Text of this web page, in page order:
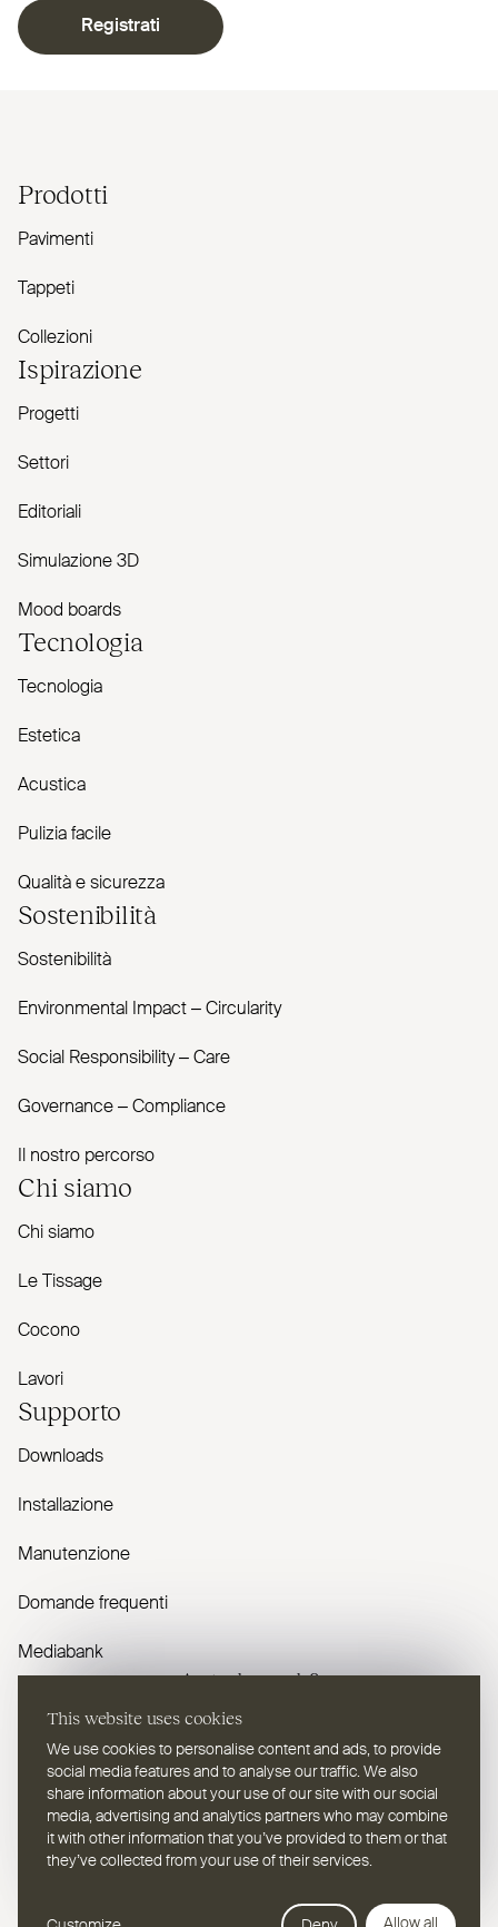
This website uses cookies
We use cookies to personalise content and ads, to provide
social media features and to analyse our traffic. We also
share information about your use of our site with our social
media, advertising and analytics partners who may combine
it with other information that you’ve provided to them or that
they’ve collected from your use of their services.
Registrati
Prodotti
Pavimenti
Tappeti
Collezioni
Ispirazione
Progetti
Settori
Editoriali
Simulazione 3D
Mood boards
Tecnologia
Tecnologia
Estetica
Acustica
Pulizia facile
Qualità e sicurezza
Sostenibilità
Sostenibilità
Envi­ronmental Impact – Cir­cularity
Social Responsibility – Care
Governance – Com­pliance
Il nostro percorso
Chi siamo
Chi siamo
Le Tissage
Cocono
Lavori
Supporto
Downloads
Installazione
Manutenzione
Domande frequenti
Mediabank
Avete domande?
Selezionare una lingua